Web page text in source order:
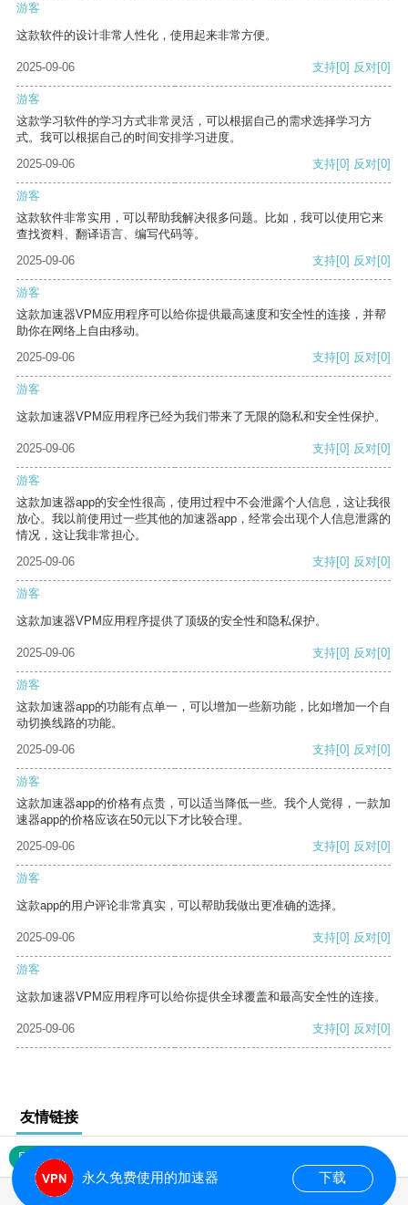
游客
这款软件的设计非常人性化，使用起来非常方便。
2025-09-06 支持[0] 反对[0]
游客
这款学习软件的学习方式非常灵活，可以根据自己的需求选择学习方
式。我可以根据自己的时间安排学习进度。
2025-09-06
支持[0] 反对[0]
游客
这款软件非常实用，可以帮助我解决很多问题。比如，我可以使用它来
查找资料、翻译语言、编写代码等。
2025-09-06
支持[0] 反对[0]
游客
这款加速器VPM应用程序可以给你提供最高速度和安全性的连接，并帮
助你在网络上自由移动。
2025-09-06
支持[0] 反对[0]
游客
这款加速器VPM应用程序已经为我们带来了无限的隐私和安全性保护。
2025-09-06 支持[0] 反对[0]
游客
这款加速器app的安全性很高，使用过程中不会泄露个人信息，这让我很
放心。我以前使用过一些其他的加速器app，经常会出现个人信息泄露的
情况，这让我非常担心。
2025-09-06
支持[0] 反对[0]
游客
这款加速器VPM应用程序提供了顶级的安全性和隐私保护。
2025-09-06 支持[0] 反对[0]
游客
这款加速器app的功能有点单一，可以增加一些新功能，比如增加一个自
动切换线路的功能。
2025-09-06
支持[0] 反对[0]
游客
这款加速器app的价格有点贵，可以适当降低一些。我个人觉得，一款加
速器app的价格应该在50元以下才比较合理。
2025-09-06
支持[0] 反对[0]
游客
这款app的用户评论非常真实，可以帮助我做出更准确的选择。
2025-09-06 支持[0] 反对[0]
游客
这款加速器VPM应用程序可以给你提供全球覆盖和最高安全性的连接。
2025-09-06 支持[0] 反对[0]
友情链接
网站地图
永久免费使用的加速器 下载